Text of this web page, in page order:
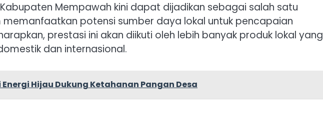
Mempawah kini dapat dijadikan sebagai salah satu
potensi sumber daya lokal untuk pencapaian
prestasi ini akan diikuti oleh lebih banyak produk lokal yang
dan internasional.
Hijau Dukung Ketahanan Pangan Desa